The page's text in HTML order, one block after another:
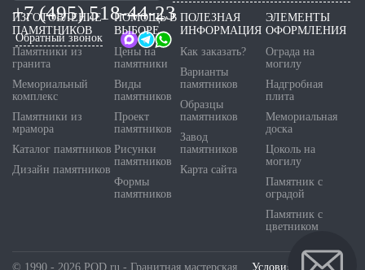
+7 (495) 518-44-23
Обратный звонок
ИЗГОТОВЛЕНИЕ
ПАМЯТНИКОВ
Памятники из
гранита
Мемориальный
комплекс
Памятники из
мрамора
Каталог памятников
Дизайн памятников
ПОМОЩЬ В
ВЫБОРЕ
Цены на
памятники
Виды
памятников
Проект
памятников
Рисунки
памятников
Формы
памятников
ПОЛЕЗНАЯ
ИНФОРМАЦИЯ
Как заказать?
Варианты
памятников
Образцы
памятников
Завод
памятников
Карта сайта
ЭЛЕМЕНТЫ
ОФОРМЛЕНИЯ
Ограда на
могилу
Надгробная
плита
Мемориальная
доска
Цоколь на
могилу
Памятник с
оградой
Памятник с
цветником
© 1990 - 2026 PQD.ru - Гранитная мастерская. Условия